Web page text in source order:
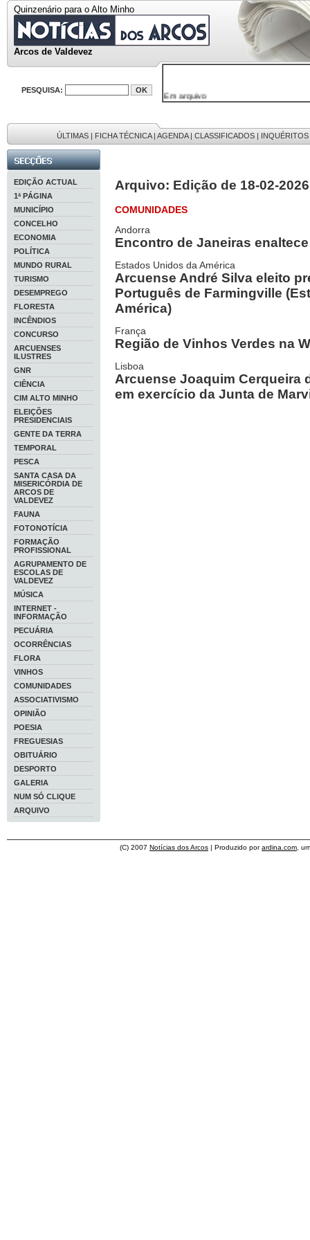
Quinzenário para o Alto Minho
Arcos de Valdevez
PESQUISA:
Em arquivo
32646 notícias
9886 mensagens
201 registos
ÚLTIMAS | FICHA TÉCNICA| AGENDA| CLASSIFICADOS | INQUÉRITOS
EDIÇÃO ACTUAL
1ª PÁGINA
MUNICÍPIO
CONCELHO
ECONOMIA
POLÍTICA
MUNDO RURAL
TURISMO
DESEMPREGO
FLORESTA
INCÊNDIOS
CONCURSO
ARCUENSES
ILUSTRES
GNR
CIÊNCIA
CIM ALTO MINHO
ELEIÇÕES
PRESIDENCIAIS
GENTE DA TERRA
TEMPORAL
PESCA
SANTA CASA DA
MISERICÓRDIA DE
ARCOS DE
VALDEVEZ
FAUNA
FOTONOTÍCIA
FORMAÇÃO
PROFISSIONAL
AGRUPAMENTO DE
ESCOLAS DE
VALDEVEZ
MÚSICA
INTERNET -
INFORMAÇÃO
PECUÁRIA
OCORRÊNCIAS
FLORA
VINHOS
COMUNIDADES
ASSOCIATIVISMO
OPINIÃO
POESIA
FREGUESIAS
OBITUÁRIO
DESPORTO
GALERIA
NUM SÓ CLIQUE
ARQUIVO
Arquivo: Edição de 18-02-2026
COMUNIDADES
Andorra
Encontro de Janeiras
Estados Unidos da América
Arcuense André Silva eleito
Português de Farmingville
América)
França
Região de Vinhos Verdes na
Lisboa
Arcuense Joaquim Cerqueira
em exercício da Junta de
(C) 2007 Notícias dos Arcos | Produzido porardina.com ,